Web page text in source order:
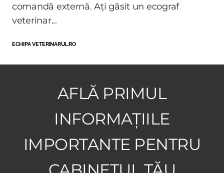
comandă externă. Ați găsit un ecograf
veterinar...
ECHIPA VETERINARUL.RO
AFLĂ PRIMUL
INFORMAȚIILE
IMPORTANTE PENTRU